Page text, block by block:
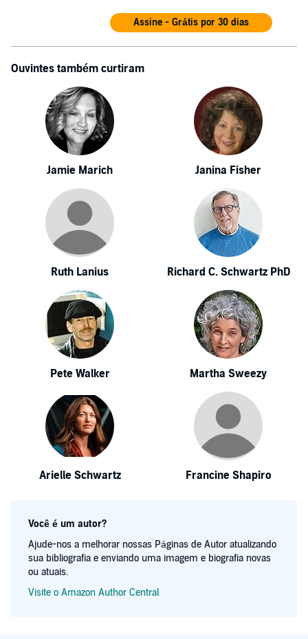
Assine - Grátis por 30 dias
Ouvintes também curtiram
Jamie Marich Janina Fisher
Ruth Lanius Richard C. Schwartz PhD
Pete Walker Martha Sweezy
Arielle Schwartz Francine Shapiro
Você é um autor?
Ajude-nos a melhorar nossas Páginas de Autor atualizando
sua bibliografia e enviando uma imagem e biografia novas
ou atuais.
Visite o Amazon Author Central